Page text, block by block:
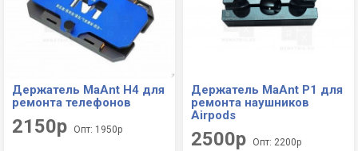
Держатель MaAnt H4 для
ремонта телефонов
2150р Опт: 1950р
Держатель MaAnt P1 для
ремонта наушников
Airpods
2500р Опт: 2200р